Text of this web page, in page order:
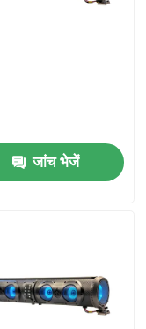
जांच भेजें